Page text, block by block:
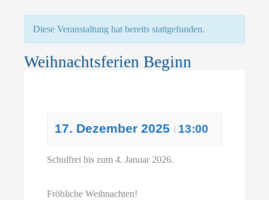
Diese Veranstaltung hat bereits stattgefunden.
Weihnachtsferien Beginn
17. Dezember 2025 I 13:00
Schulfrei bis zum 4. Januar 2026.
Fröhliche Weihnachten!